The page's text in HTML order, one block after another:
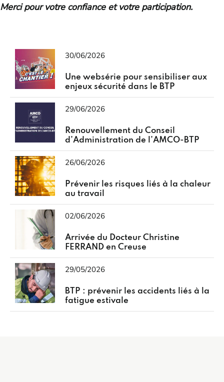
Merci pour votre confiance et votre participation.
30/06/2026
Une websérie pour sensibiliser aux
enjeux sécurité dans le BTP
29/06/2026
Renouvellement du Conseil
d’Administration de l’AMCO-BTP
26/06/2026
Prévenir les risques liés à la chaleur
au travail
02/06/2026
Arrivée du Docteur Christine
FERRAND en Creuse
29/05/2026
BTP : prévenir les accidents liés à la
fatigue estivale